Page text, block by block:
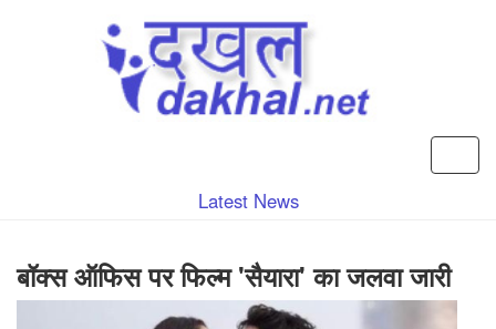
Latest News
बॉक्स ऑफिस पर फिल्म 'सैयारा' का जलवा जारी